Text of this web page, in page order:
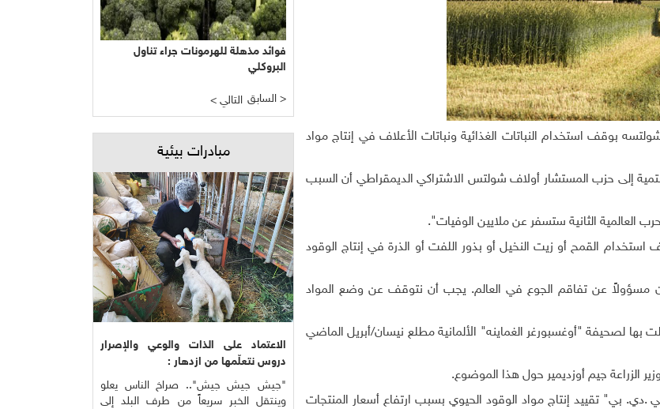
شولتسه بوقف استخدام النباتات الغذائية ونباتات الأعلاف في إنتاج مواد
إلى حزب المستشار أولاف شولتس الاشتراكي الديمقراطي أن السبب
العالمية الثانية ستسفر عن ملايين الوفيات".
استخدام القمح أو زيت النخيل أو بذور اللفت أو الذرة في إنتاج الوقود
مسؤولاً عن تفاقم الجوع في العالم. يجب أن نتوقف عن وضع المواد
بها لصحيفة "أوغسبورغر الغماينه" الألمانية مطلع نيسان/أبريل الماضي
الزراعة جيم أوزديمير حول هذا الموضوع.
بي" تقييد إنتاج مواد الوقود الحيوي بسبب ارتفاع أسعار المنتجات
فوائد مذهلة للهرمونات جراء تناول
البروكلي
< التالي السابق >
مبادرات بيئية
الاعتماد على الذات والوعي والإصرار
دروس نتعلّمها من ازدهار :
"جيش جيش جيش".. صراخ الناس يعلو
وينتقل الخبر سريعاً من طرف البلد إلى